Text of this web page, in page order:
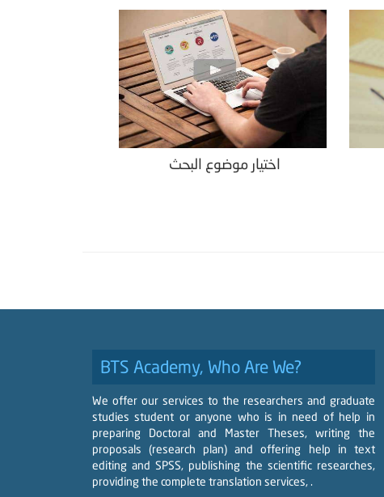
اختيار موضوع البحث
BTS Academy, Who Are We?
We offer our services to the researchers and graduate
studies student or anyone who is in need of help in
preparing Doctoral and Master Theses, writing the
proposals (research plan) and offering help in text
editing and SPSS, publishing the scientific researches,
providing the complete translation services, .